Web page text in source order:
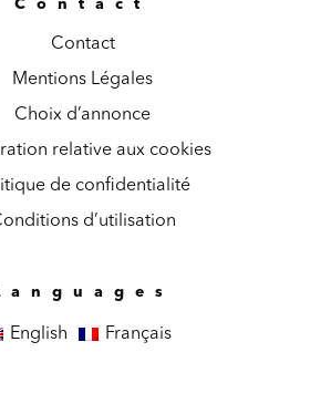
Contact
Contact
Mentions Légales
Choix d’annonce
relative aux cookies
de confidentialité
d’utilisation
English Français